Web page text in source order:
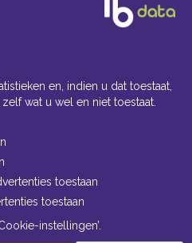
en, indien u dat toestaat,
wat u wel en niet toestaat.
toestaan
toestaan
instellingen’.